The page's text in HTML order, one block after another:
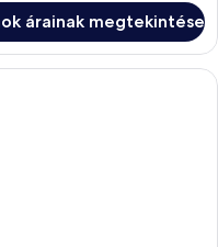
árainak megtekintése
modern szállodaszoba